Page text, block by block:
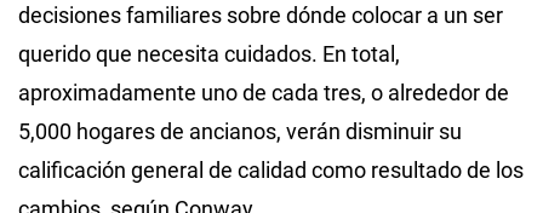
decisiones familiares sobre dónde colocar a un ser
querido que necesita cuidados. En total,
aproximadamente uno de cada tres, o alrededor de
5,000 hogares de ancianos, verán disminuir su
calificación general de calidad como resultado de los